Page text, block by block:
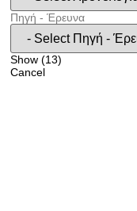
Πηγή - Έρευνα
Show(13)
Cancel